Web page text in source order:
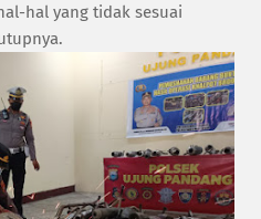
hal yang tidak sesuai